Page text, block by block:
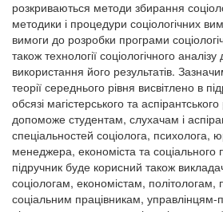
розкриваються методи збирання
методики і процедури соціологічних
вимоги до розробки програми
також технології соціологічного
використання його результатів.
теорії середнього рівня висвітлено в
обсязі магістерського та
допоможе студентам, слухачам і
спеціальностей соціолога, психолога,
менеджера, економіста та соціального
підручник буде корисний також
соціологам, економістам, політологам,
соціальним працівникам, управлінцям-